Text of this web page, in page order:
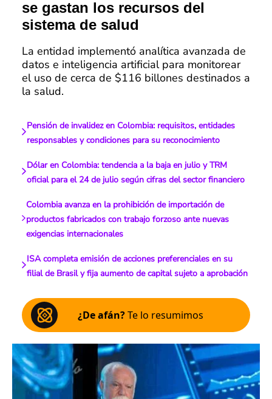
se gastan los recursos del
sistema de salud
La entidad implementó analítica avanzada de
datos e inteligencia artificial para monitorear
el uso de cerca de $116 billones destinados a
la salud.
Pensión de invalidez en Colombia: requisitos, entidades
responsables y condiciones para su reconocimiento
Dólar en Colombia: tendencia a la baja en julio y TRM
oficial para el 24 de julio según cifras del sector financiero
Colombia avanza en la prohibición de importación de
productos fabricados con trabajo forzoso ante nuevas
exigencias internacionales
ISA completa emisión de acciones preferenciales en su
filial de Brasil y fija aumento de capital sujeto a aprobación
¿De afán?Te lo resumimos